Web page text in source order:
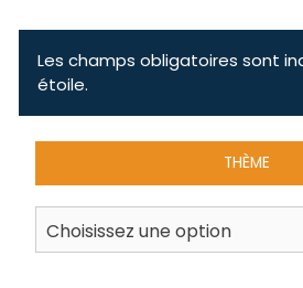
Les champs obligatoires sont
étoile.
THÈME